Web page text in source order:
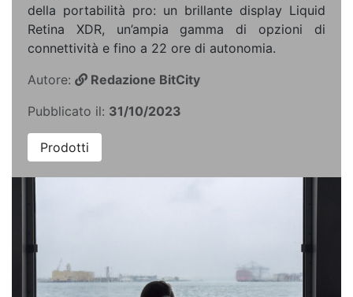
della portabilità pro: un brillante display Liquid
Retina XDR, un’ampia gamma di opzioni di
connettività e fino a 22 ore di autonomia.
Autore:
Redazione BitCity
Pubblicato il: 31/10/2023
Prodotti